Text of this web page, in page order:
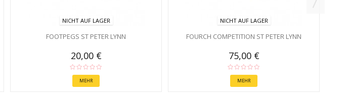
NICHT AUF LAGER
FOOTPEGS ST PETER LYNN
20,00 €
MEHR
NICHT AUF LAGER
FOURCH COMPETITION ST PETER LYNN
75,00 €
MEHR